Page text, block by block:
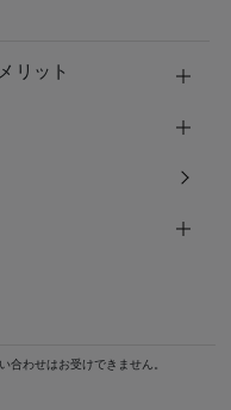
リット
わせはお受けできません。